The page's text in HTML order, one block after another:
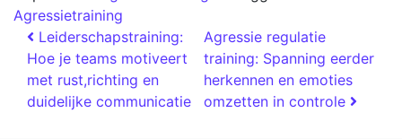
Agressietraining
Leiderschapstraining:
Hoe je teams motiveert
met rust,richting en
duidelijke communicatie
Agressie regulatie
training: Spanning eerder
herkennen en emoties
omzetten in controle